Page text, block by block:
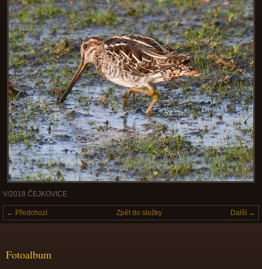
V/2018 ČEJKOVICE
← Předchozí Další →
Zpět do složky
Fotoalbum